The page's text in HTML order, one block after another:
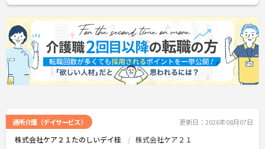
通所介護（デイサービス） 更新日：2026年08月07日
株式会社ケア２１たのしいデイ桂 株式会社ケア２１